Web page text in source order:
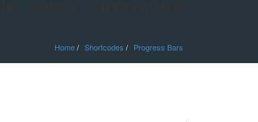
Home Shortcodes Progress Bars